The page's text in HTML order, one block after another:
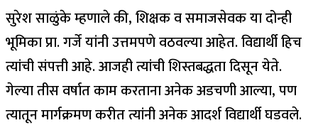
सुरेश साळुंके म्हणाले की, शिक्षक व समाजसेवक या दोन्ही
भूमिका प्रा. गर्जे यांनी उत्तमपणे वठवल्या आहेत. विद्यार्थी हिच
त्यांची संपत्ती आहे. आजही त्यांची शिस्तबद्धता दिसून येते.
गेल्या तीस वर्षात काम करताना अनेक अडचणी आल्या, पण
त्यातून मार्गक्रमण करीत त्यांनी अनेक आदर्श विद्यार्थी घडवले.